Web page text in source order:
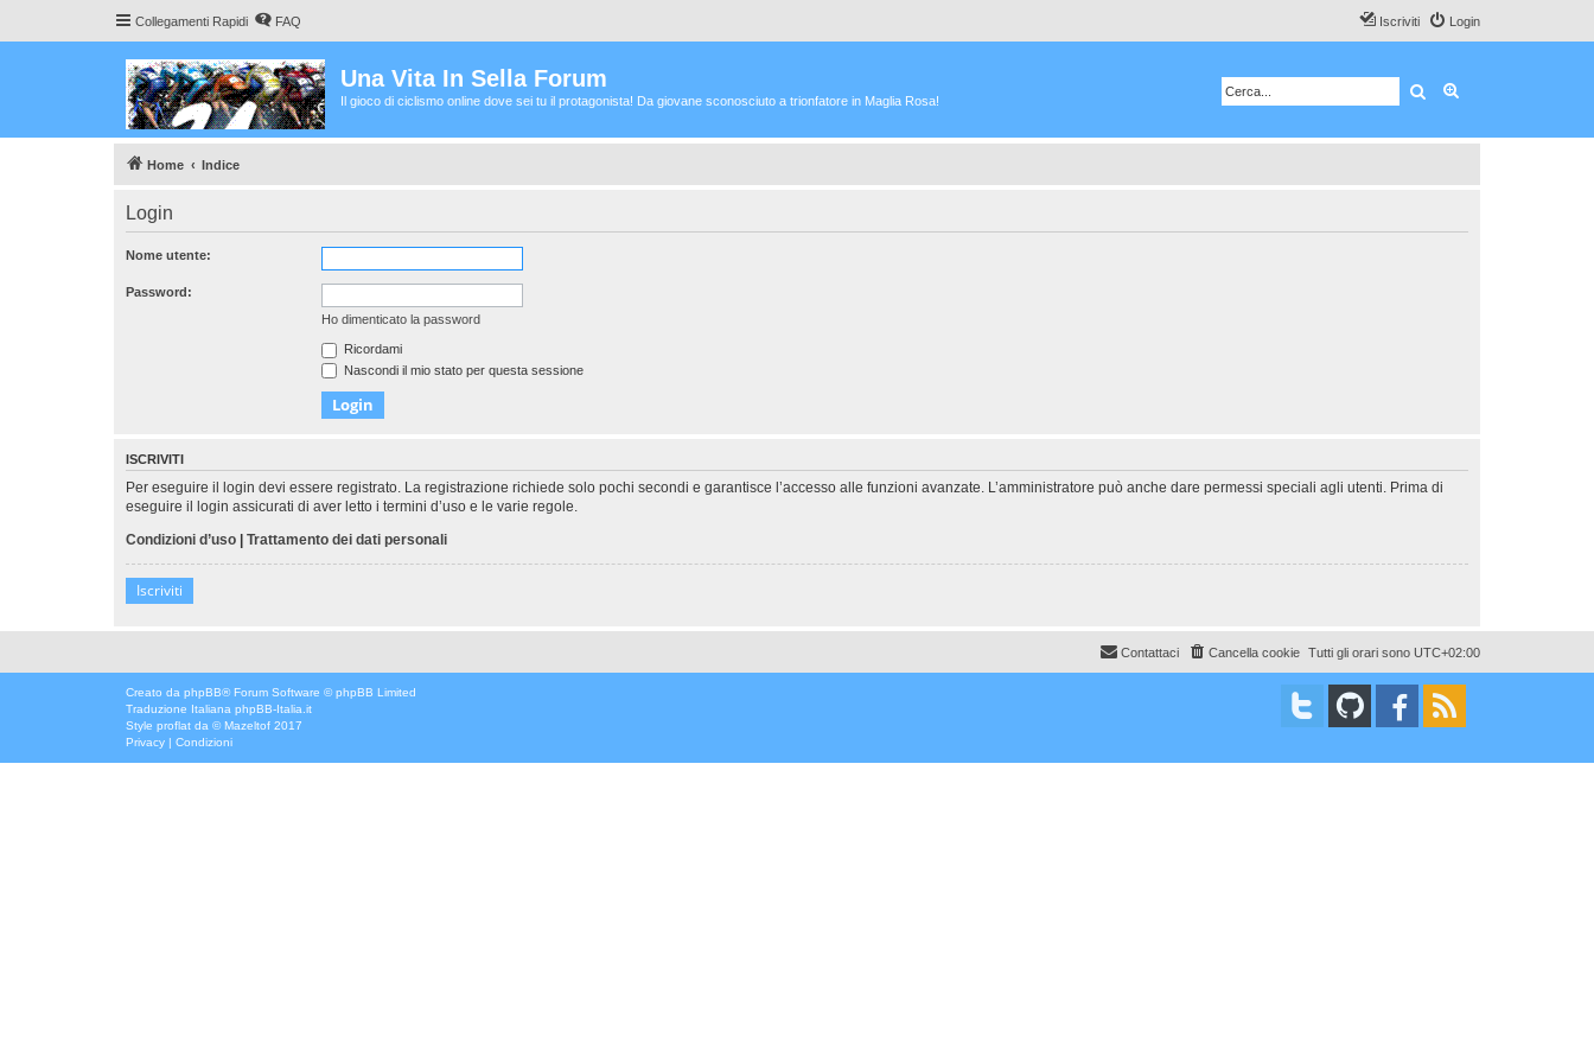
Collegamenti Rapidi FAQ Login
Iscriviti
Una Vita In Sella Forum
Il gioco di ciclismo online dove sei tu il protagonista! Da giovane sconosciuto a trionfatore in Maglia Rosa! Cerca
Home Indice
Login
Nome utente:
Password:
Ho dimenticato la password
Ricordami
Nascondi il mio stato per questa sessione
ISCRIVITI
Per eseguire il login devi essere registrato. La registrazione richiede solo pochi secondi e garantisce l’accesso alle funzioni avanzate. L’amministratore può anche dare permessi speciali agli utenti. Prima di
eseguire il login assicurati di aver letto i termini d’uso e le varie regole.
Condizioni d’uso | Trattamento dei dati personali
Iscriviti
Tutti gli orari sono UTC+02:00
Cancella cookie
Contattaci
Creato da phpBB® Forum Software © phpBB Limited
Traduzione Italiana phpBB-Italia.it
Style proflat da ©Mazeltof 2017
Privacy | Condizioni